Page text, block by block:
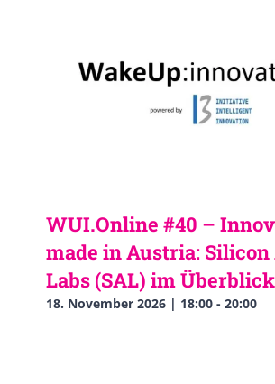
WUI.Online #40 –
made in Austria:
Labs (SAL) im Überblick
18. November 2026 | 18:00 - 20:00